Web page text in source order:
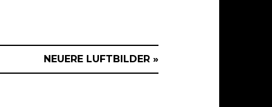
NEUERE LUFTBILDER »